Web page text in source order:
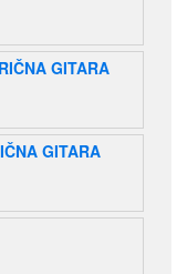
GITARA
GITARA